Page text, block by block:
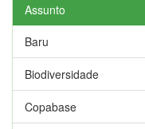
Assunto
Baru
Biodiversidade
Copabase